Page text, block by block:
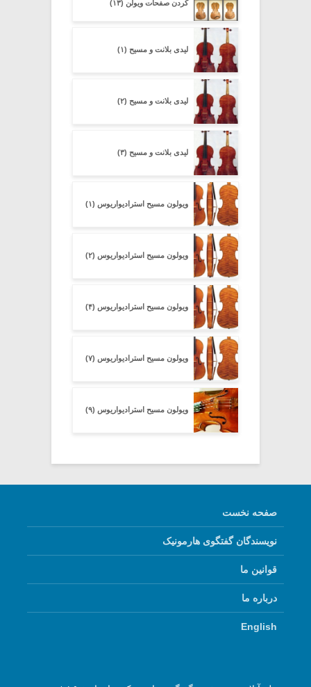
کردن صفحات ویولن (۱۳)
لیدی بلانت و مسیح (۱)
لیدی بلانت و مسیح (۲)
لیدی بلانت و مسیح (۳)
ویولون مسیح استرادیواریوس (۱)
ویولون مسیح استرادیواریوس (۲)
ویولون مسیح استرادیواریوس (۴)
ویولون مسیح استرادیواریوس (۷)
ویولون مسیح استرادیواریوس (۹)
صفحه نخست
نویسندگان گفتگوی هارمونیک
قوانین ما
درباره ما
English